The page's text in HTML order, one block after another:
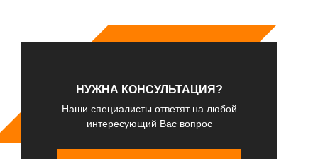
НУЖНА КОНСУЛЬТАЦИЯ?
Наши специалисты ответят на любой
интересующий Вас вопрос